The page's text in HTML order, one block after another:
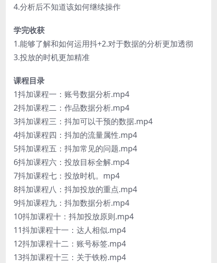
4.分析后不知道该如何继续操作
学完收获
1.能够了解和如何运用抖+2.对于数据的分析更加透彻
3.投放的时机更加精准
课程目录
1抖加课程一：账号数据分析.mp4
2抖加课程二：作品数据分析.mp4
3抖加课程三：抖加可以干预的数据.mp4
4抖加课程四：抖加的流量属性.mp4
5抖加课程五：抖加常见的问题.mp4
6抖加课程六：投放目标全解.mp4
7抖加课程七：投放时机。mp4
8抖加课程八：抖加投放的重点.mp4
9抖加课程九：抖加数据分析.mp4
10抖加课程十：抖加投放原则.mp4
11抖加课程十一：达人相似.mp4
12抖加课程十二：账号标签.mp4
13抖加课程十三：关于铁粉.mp4